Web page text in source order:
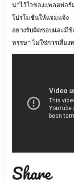
น่าไว้ใจของแพลตฟ
โปรโมชั่นให้แจ่มแจ้ง
อย่างรับผิดชอบและมี
หรรษา ไม่ใช่การเสี่ยง
Share